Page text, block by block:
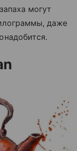
могут
даже